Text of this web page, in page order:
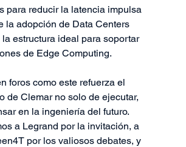
para reducir la latencia impulsa
la adopción de Data Centers
la estructura ideal para soportar
de Edge Computing.
foros como este refuerza el
de Clemar no solo de ejecutar,
en la ingeniería del futuro.
a Legrand por la invitación, a
por los valiosos debates, y